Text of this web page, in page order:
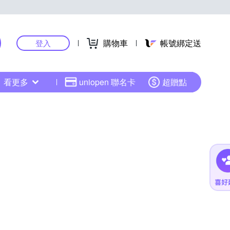
登入 購物車 帳號綁定送
看更多 uniopen 聯名卡 超贈點